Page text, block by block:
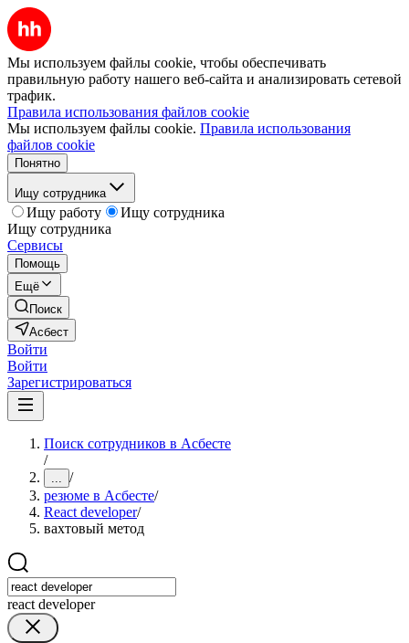
Мы используем файлы cookie, чтобы обеспечивать
правильную работу нашего веб-сайта и анализировать сетевой
трафик.
Правила использования файлов cookie
Мы используем файлы cookie. Правила использования
файлов cookie
Понятно
Ищу сотрудника
Ищу работу
Ищу сотрудника
Ищу сотрудника
Сервисы
Помощь
Ещё
Поиск
Асбест
Войти
Войти
Зарегистрироваться
Поиск сотрудников в Асбесте
/
... /
резюме в Асбесте/
React developer/
вахтовый метод
react developer